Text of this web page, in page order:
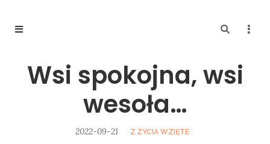
Wsi spokojna, wsi
wesoła…
2022-09-21 Z ŻYCIA WZIĘTE